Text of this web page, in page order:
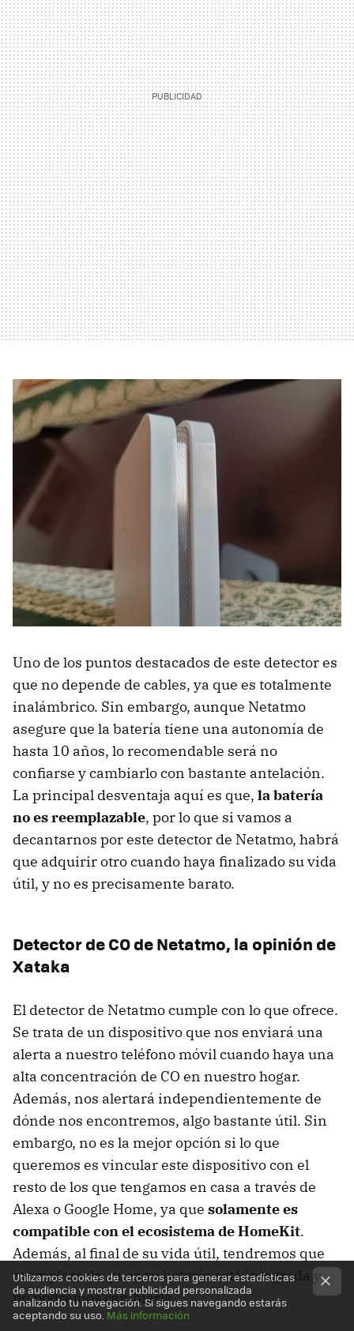
Uno de los puntos destacados de este detector es
que no depende de cables, ya que es totalmente
inalámbrico. Sin embargo, aunque Netatmo
asegure que la batería tiene una autonomía de
hasta 10 años, lo recomendable será no
confiarse y cambiarlo con bastante antelación.
La principal desventaja aquí es que, la batería
no es reemplazable, por lo que si vamos a
decantarnos por este detector de Netatmo, habrá
que adquirir otro cuando haya finalizado su vida
útil, y no es precisamente barato.
Detector de CO de Netatmo, la opinión de
Xataka
El detector de Netatmo cumple con lo que ofrece.
Se trata de un dispositivo que nos enviará una
alerta a nuestro teléfono móvil cuando haya una
alta concentración de CO en nuestro hogar.
Además, nos alertará independientemente de
dónde nos encontremos, algo bastante útil. Sin
embargo, no es la mejor opción si lo que
queremos es vincular este dispositivo con el
resto de los que tengamos en casa a través de
Alexa o Google Home, ya que solamente es
compatible con el ecosistema de HomeKit.
Además, al final de su vida útil, tendremos que
reemplazarlo, pues su batería está integrada y
no podremos cambiarla.
Utilizamos cookies de terceros para generar estadísticas
de audiencia y mostrar publicidad personalizada
analizando tu navegación. Si sigues navegando estarás
aceptando su uso. Más información